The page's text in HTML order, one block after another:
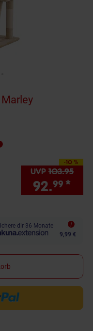
-10 %
Sie Sparen 10
UVP 103.95
92.99 *
dir 36 Monate
9,99 €